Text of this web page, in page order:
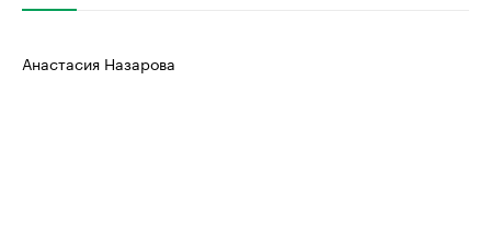
Анастасия Назарова